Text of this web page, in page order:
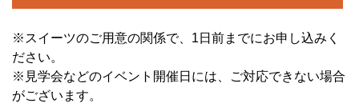
※スイーツのご用意の関係で、1日前までにお申し込みく
ださい。
※見学会などのイベント開催日には、ご対応できない場合
がございます。